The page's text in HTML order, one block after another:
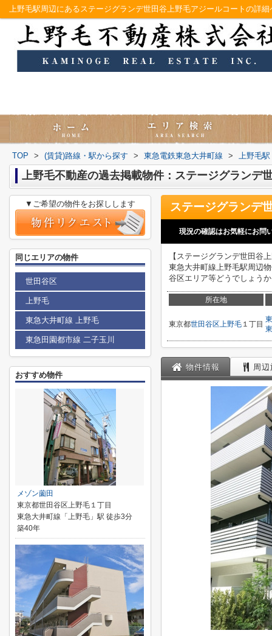
TOP > (賃貸)路線・駅から探す > 東急電鉄東急大井町線 > 上野毛駅
上野毛不動産の過去掲載物件：ステージグランデ
現況の確認はお気軽にお問
【ステージグランデ世田谷
東急大井町線上野毛駅周辺
谷区エリア等どうでしょう
所在地
東京都世田谷区上野毛 １丁目
物件情報 周
▼ご希望の物件をお探しします
同じエリアの物件
世田谷区
上野毛
東急大井町線 上野毛
東急田園都市線 二子玉川
おすすめ物件
メゾン薗田
東京都世田谷区上野毛１丁目
東急大井町線「上野毛」駅 徒歩3分
築40年